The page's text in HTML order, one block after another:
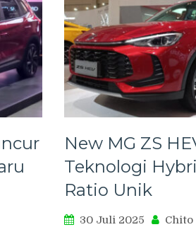
New MG ZS
Teknologi
Ratio Unik
30 Juli 2025 Chito